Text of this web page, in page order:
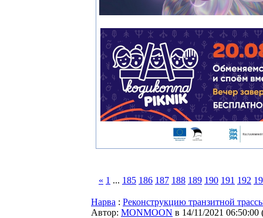
« 1 ... 185 186 187 188 189 190 191 192
Нарва : Реконструкцию транзитной
Автор: MONMOON в 14/11/2021 06:50:00